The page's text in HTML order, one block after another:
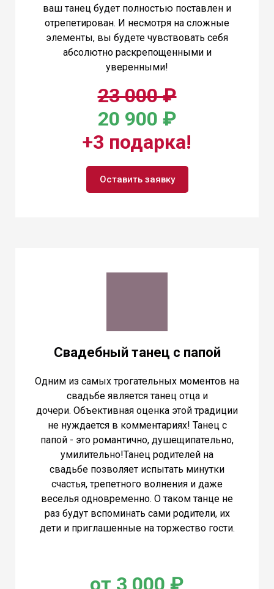
ваш танец будет полностью поставлен и
отрепетирован. И несмотря на сложные
элементы, вы будете чувствовать себя
абсолютно раскрепощенными и
уверенными!
23 000 ₽
20 900 ₽
+3 подарка!
Оставить заявку
Свадебный танец с папой
Одним из самых трогательных моментов на
свадьбе является танец отца и
дочери. Объективная оценка этой традиции
не нуждается в комментариях! Танец с
папой - это романтично, душещипательно,
умилительно!Танец родителей на
свадьбе позволяет испытать минутки
счастья, трепетного волнения и даже
веселья одновременно. О таком танце не
раз будут вспоминать сами родители, их
дети и приглашенные на торжество гости.
от 3 000 ₽